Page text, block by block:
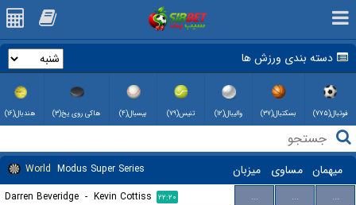
دسته بندی ورزش ها
فوتبال(۷۷۵) بسکتبال(۳۷) والیبال(۱۲) تنیس(۷۹) بیسبال(۴) هاکی روی یخ(۳) هندبال(۱۶)
World Modus Super Series میزبان مساوی میهمان
Darren Beveridge - Kevin Cottiss ۲۲:۲۰ ... ...
...